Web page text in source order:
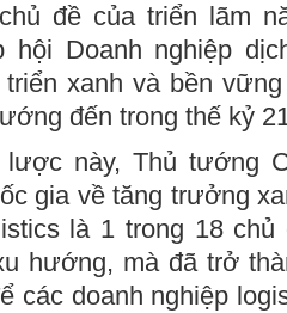
đề của triển lãm
hội Doanh nghiệp
triển xanh và bền
đến trong thế kỷ
này, Thủ tướng
gia về tăng trưởng
là 1 trong 18 chủ
hướng, mà đã trở
các doanh nghiệp